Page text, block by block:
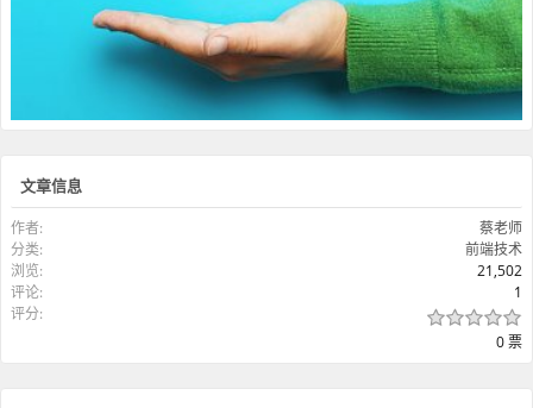
文章信息
作者:
蔡老师
分类:
前端技术
浏览:
21,502
评论:
1
评分:
0 票